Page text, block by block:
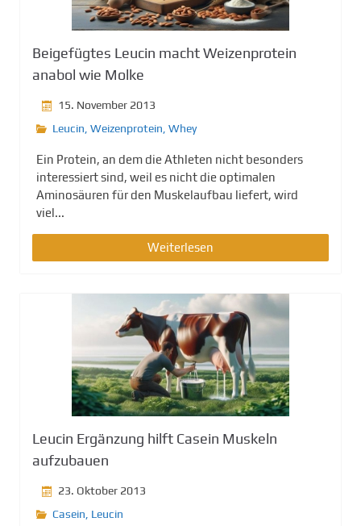
Beigefügtes Leucin macht Weizenprotein
anabol wie Molke
15. November 2013
Leucin, Weizenprotein, Whey
Ein Protein, an dem die Athleten nicht besonders
interessiert sind, weil es nicht die optimalen
Aminosäuren für den Muskelaufbau liefert, wird
viel...
Weiterlesen
Leucin Ergänzung hilft Casein Muskeln
aufzubauen
23. Oktober 2013
Casein, Leucin